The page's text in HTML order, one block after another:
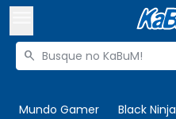
Buscar produtos

Mundo Gamer Black Ninja